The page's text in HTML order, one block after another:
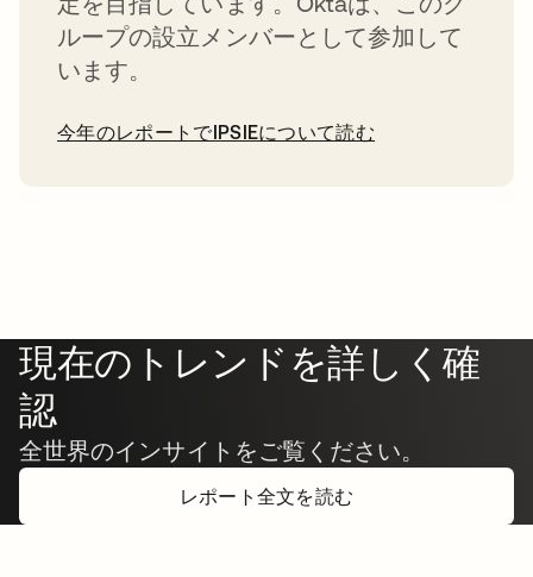
ループの設立メンバーとして参加して
います。
今年のレポートでIPSIEについて読む
現在のトレンドを詳しく確
認
全世界のインサイトをご覧ください。
レポート全文を読む